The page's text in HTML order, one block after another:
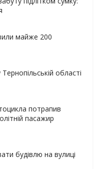
майже 200
області
потрапив
пасажир
будівлю на вулиці